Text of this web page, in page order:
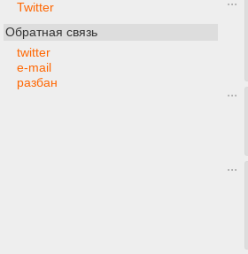
Twitter
Обратная связь
twitter
e-mail
разбан